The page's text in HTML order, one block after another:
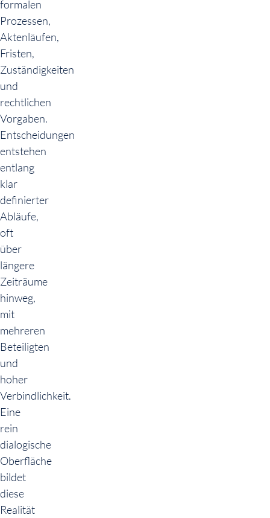
formalen
Prozessen,
Aktenläufen,
Fristen,
Zuständigkeiten
und
rechtlichen
Vorgaben.
Entscheidungen
entstehen
entlang
klar
definierter
Abläufe,
oft
über
längere
Zeiträume
hinweg,
mit
mehreren
Beteiligten
und
hoher
Verbindlichkeit.
Eine
rein
dialogische
Oberfläche
bildet
diese
Realität